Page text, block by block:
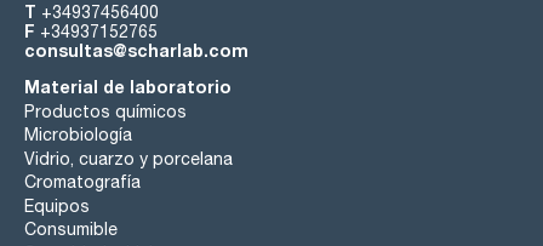
T +34937456400
F +34937152765
consultas@scharlab.com
Material de laboratorio
Productos químicos
Microbiología
Vidrio, cuarzo y porcelana
Cromatografía
Equipos
Consumible